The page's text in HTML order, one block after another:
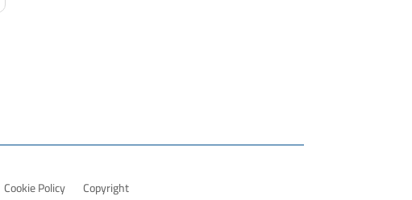
Cookie Policy Copyright